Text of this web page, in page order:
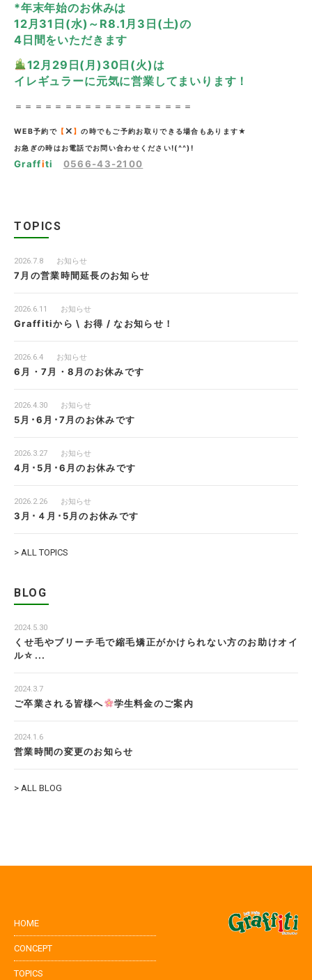
*年末年始のお休みは
12月31日(水)～R8.1月3日(土)の
4日間をいただきます
12月29日(月)30日(火)は
イレギュラーに元気に営業してまいります！
＝＝＝＝＝＝＝＝＝＝＝＝＝＝＝＝＝＝
WEB予約で【 】の時でもご予約お取りできる場合もあります★
お急ぎの時はお電話でお問い合わせください!(^^)!
Graffiti 0566-43-2100
TOPICS
2026.7.8 お知らせ
7月の営業時間延長のお知らせ
2026.6.11 お知らせ
Graffitiから \ お得 / なお知らせ！
2026.6.4 お知らせ
6月・7月・8月のお休みです
2026.4.30 お知らせ
5月･6月･7月のお休みです
2026.3.27 お知らせ
4月･5月･6月のお休みです
2026.2.26 お知らせ
3月･４月･5月のお休みです
> ALL TOPICS
BLOG
2024.5.30
くせ毛やブリーチ毛で縮毛矯正がかけられない方のお助けオイ
ル☆...
2024.3.7
ご卒業される皆様へ 学生料金のご案内
2024.1.6
営業時間の変更のお知らせ
> ALL BLOG
HOME
CONCEPT
TOPICS